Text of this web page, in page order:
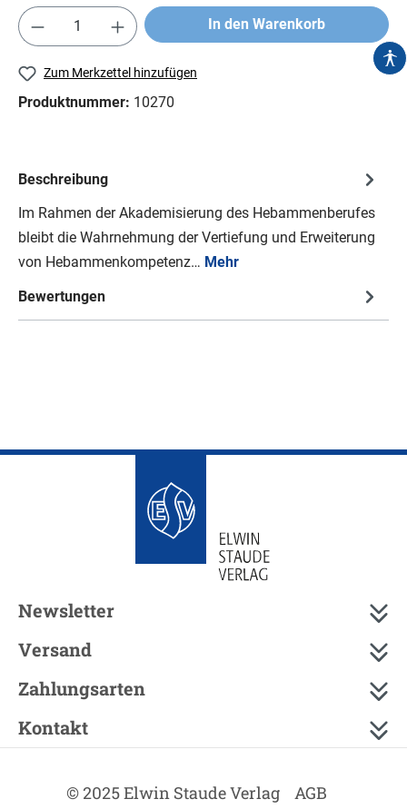
In den Warenkorb
Zum Merkzettel hinzufügen
Produktnummer: 10270
Beschreibung
Im Rahmen der Akademisierung des Hebammenberufes
bleibt die Wahrnehmung der Vertiefung und Erweiterung
von Hebammenkompetenz… Mehr
Bewertungen
Newsletter
Versand
Zahlungsarten
Kontakt
© 2025 Elwin Staude Verlag AGB